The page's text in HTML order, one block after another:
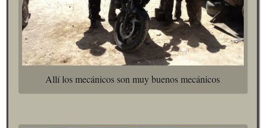
Allí los mecánicos son muy buenos mecánicos